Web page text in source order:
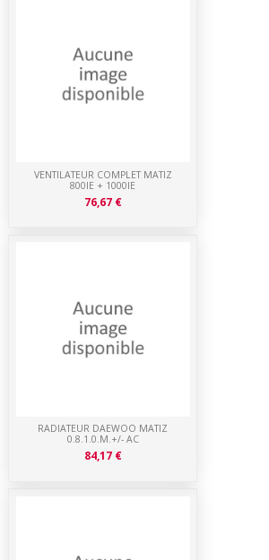
RADIATEUR DAEWOO MATIZ
0.8.1.0.M.+/- AC
84,17 €
VENTILATEUR COMPLET MATIZ
800IE + 1000IE
76,67 €